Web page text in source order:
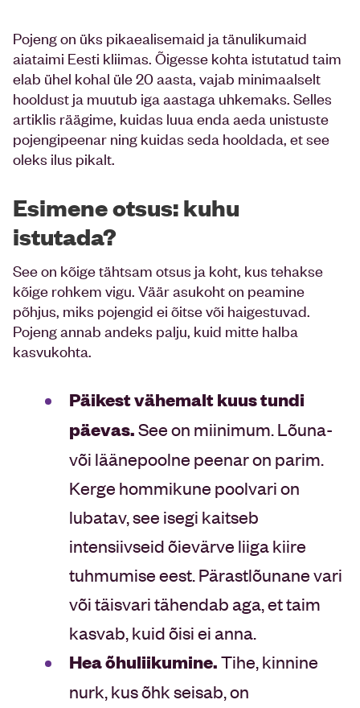
Pojeng on üks pikaealisemaid ja tänulikumaid
aiataimi Eesti kliimas. Õigesse kohta istutatud taim
elab ühel kohal üle 20 aasta, vajab minimaalselt
hooldust ja muutub iga aastaga uhkemaks. Selles
artiklis räägime, kuidas luua enda aeda unistuste
pojengipeenar ning kuidas seda hooldada, et see
oleks ilus pikalt.
Esimene otsus: kuhu
istutada?
See on kõige tähtsam otsus ja koht, kus tehakse
kõige rohkem vigu. Väär asukoht on peamine
põhjus, miks pojengid ei õitse või haigestuvad.
Pojeng annab andeks palju, kuid mitte halba
kasvukohta.
Päikest vähemalt kuus tundi
päevas.See on miinimum. Lõuna-
või läänepoolne peenar on parim.
Kerge hommikune poolvari on
lubatav, see isegi kaitseb
intensiivseid õievärve liiga kiire
tuhmumise eest. Pärastlõunane vari
või täisvari tähendab aga, et taim
kasvab, kuid õisi ei anna.
Hea õhuliikumine.Tihe, kinnine
nurk, kus õhk seisab, on